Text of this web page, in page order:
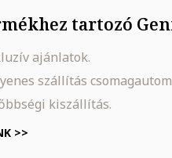
tartozó
ajánlatok.
szállítás
kiszállítás.
>>